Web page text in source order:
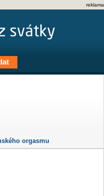
reklama
orgasmu